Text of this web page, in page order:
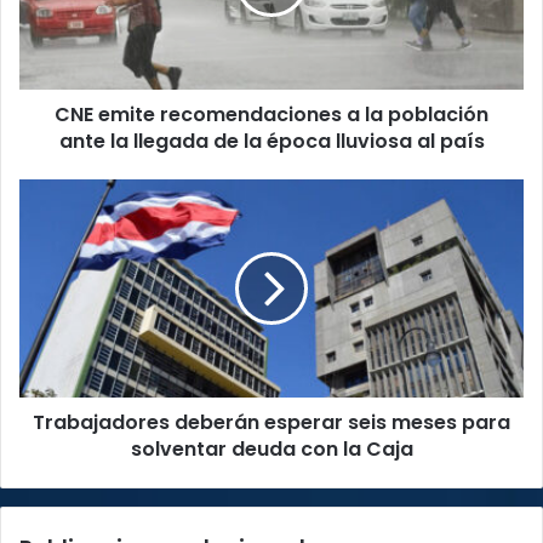
población
ante
llegada
CNE emite recomendaciones a la población
ante la llegada de la época lluviosa al país
Trabajadores
meses
para
solventar
deuda
con
Trabajadores deberán esperar seis meses para
solventar deuda con la Caja